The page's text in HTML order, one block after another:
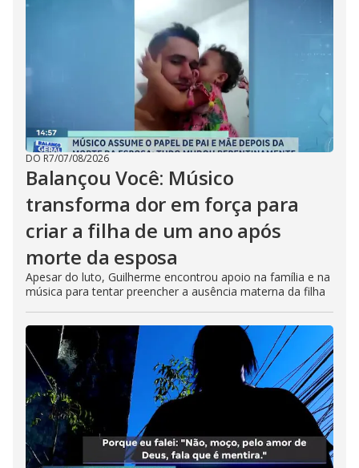
DO R7/07/08/2026
Balançou Você: Músico
transforma dor em força para
criar a filha de um ano após
morte da esposa
Apesar do luto, Guilherme encontrou apoio na família e na
música para tentar preencher a ausência materna da filha